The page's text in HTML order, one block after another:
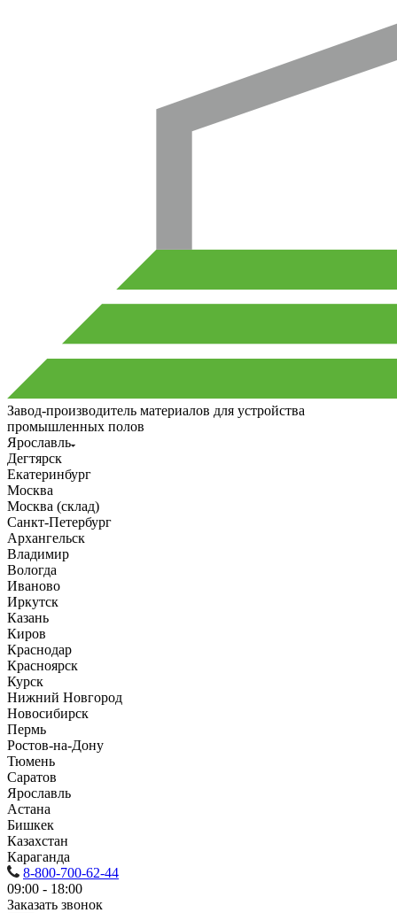
Завод-производитель материалов для устройства
промышленных полов
Ярославль
Дегтярск
Екатеринбург
Москва
Москва (склад)
Санкт-Петербург
Архангельск
Владимир
Вологда
Иваново
Иркутск
Казань
Киров
Краснодар
Красноярск
Курск
Нижний Новгород
Новосибирск
Пермь
Ростов-на-Дону
Тюмень
Саратов
Ярославль
Астана
Бишкек
Казахстан
Караганда
8-800-700-62-44
09:00 - 18:00
Заказать звонок